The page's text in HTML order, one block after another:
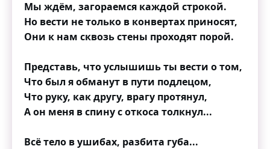
Мы ждём, загораемся каждой строкой.
Но вести не только в конвертах приносят,
Они к нам сквозь стены проходят порой.
Представь, что услышишь ты вести о том,
Что был я обманут в пути подлецом,
Что руку, как другу, врагу протянул,
А он меня в спину с откоса толкнул...
Всё тело в ушибах, разбита губа...